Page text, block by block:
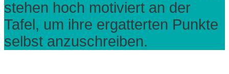
stehen hoch motiviert an der
Tafel, um ihre ergatterten Punkte
selbst anzuschreiben.